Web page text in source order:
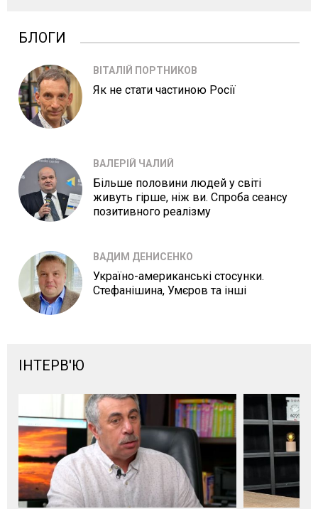
БЛОГИ
ВІТАЛІЙ ПОРТНИКОВ
Як не стати частиною Росії
ВАЛЕРІЙ ЧАЛИЙ
Більше половини людей у світі
живуть гірше, ніж ви. Спроба сеансу
позитивного реалізму
ВАДИМ ДЕНИСЕНКО
Україно-американські стосунки.
Стефанішина, Умєров та інші
ІНТЕРВ'Ю